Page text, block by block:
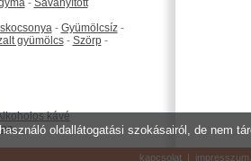
- Savanyított
- Gyümölcsíz-
gyümölcs- Szörp-
kávé
kapcsolat | impresszum
oldallátogatási szokásairól, de nem